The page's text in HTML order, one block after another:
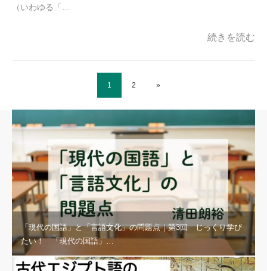
（いわゆる「…
続きを読む
1 2 »
「現代の国語」と「言語文化」の問題点｜第3回 じっくり学び
たい！ 「現代の国語」…